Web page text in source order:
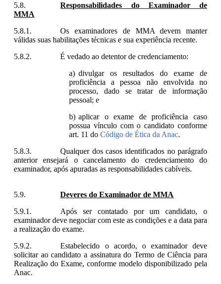
Responsabilidades do Examinador de
MMA
Os examinadores de MMA devem manter
válidas suas habilitações técnicas e sua experiência recente.
É vedado ao detentor de credenciamento:
divulgar os resultados do exame de
proficiência a pessoa não envolvida no
processo, dado se tratar de informação
pessoal; e
aplicar o exame de proficiência caso
possua vínculo com o candidato conforme
art. 11 do Código de Ética da Anac.
Qualquer dos casos identificados no parágrafo
anterior ensejará o cancelamento do credenciamento do
examinador, após apuradas as responsabilidades cabíveis.
Deveres do Examinador de MMA
Após ser contatado por um candidato, o
examinador deve negociar com este as condições e a data para
a realização do exame.
Estabelecido o acordo, o examinador deve
solicitar ao candidato a assinatura do Termo de Ciência para
Realização do Exame, conforme modelo disponibilizado pela
Anac.